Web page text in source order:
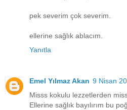
pek severim çok severim.
ellerine sağlık ablacım.
Yanıtla
Emel Yılmaz Akan 9 Nisan
Misss kokulu lezzetlerden
Ellerine sağlık bayılırım bu